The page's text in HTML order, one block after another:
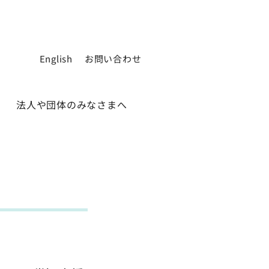
English お問い合わせ
法人や団体のみなさまへ